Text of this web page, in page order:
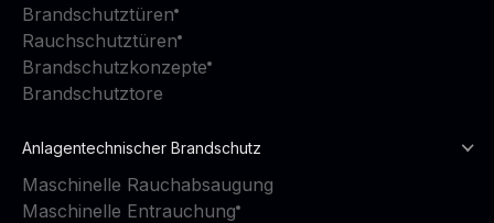
Brandschutztüren
Rauchschutztüren
Brandschutzkonzepte
Brandschutztore
Anlagentechnischer Brandschutz
Maschinelle Rauchabsaugung
Maschinelle Entrauchung